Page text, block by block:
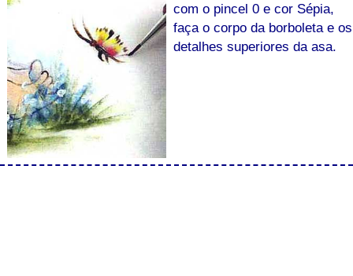
com o pincel 0 e cor Sépia,
faça o corpo da borboleta e os
detalhes superiores da asa.